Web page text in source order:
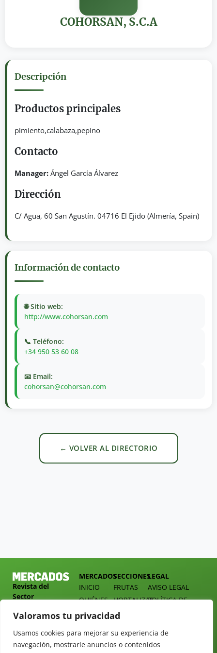
Valoramos tu privacidad
Usamos cookies para mejorar su experiencia de
navegación, mostrarle anuncios o contenidos
COHORSAN, S.C.A
Descripción
Productos principales
pimiento,calabaza,pepino
Contacto
Manager:Ángel García Álvarez
Dirección
C/ Agua, 60 San Agustín. 04716 El Ejido (Almería, Spain)
Información de contacto
🌐 Sitio web:
http://www.cohorsan.com
📞 Teléfono:
+34 950 53 60 08
📧 Email:
cohorsan@cohorsan.com
← VOLVER AL DIRECTORIO
Revista del
Sector
Presidente
Cárdenas nº
MERCADOS
INICIO
QUIÉNES
DOSSIER
TARIFAS
REVISTAS
SECCIONES
FRUTAS
HORTALIZAS
EMPRESA
ALIMENTACIÓN
OPINIÓN
LEGAL
AVISO LEGAL
POLÍTICA DE